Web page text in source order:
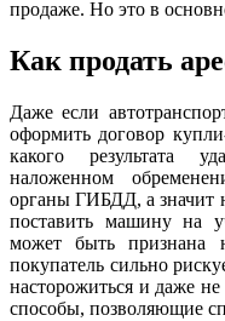
продаже. Но это в
Как продать
Даже если
оформить договор
какого результата
наложенном
органы ГИБДД, а значит
поставить машину на
может быть признана
покупатель сильно
насторожиться и даже не
способы, позволяющие